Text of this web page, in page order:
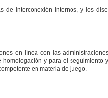
de interconexión internos, y los
en línea con las
y para el seguimiento
en materia de juego.